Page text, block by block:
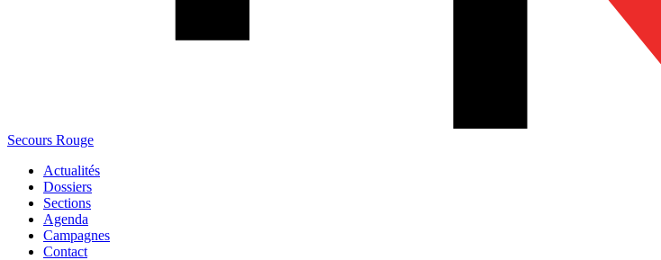
Secours Rouge
Actualités
Dossiers
Sections
Agenda
Campagnes
Contact